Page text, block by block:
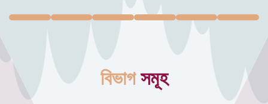
বিভাগ সমূহ